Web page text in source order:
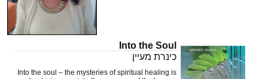
Into the Soul
כינרת מעיין
Into the soul – the mysteries of spiritual healing is